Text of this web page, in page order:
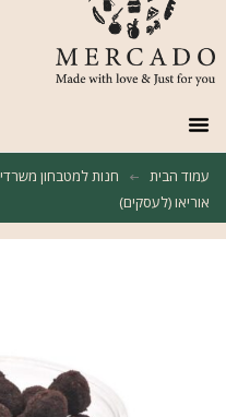
עמוד הבית חנות למטבחון משרדי
אוריאו (לעסקים)